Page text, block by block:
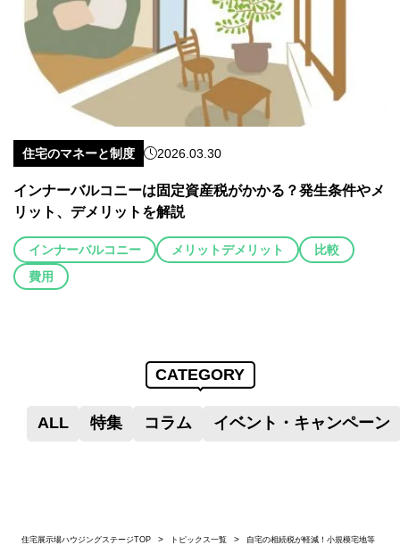
住宅のマネーと制度 2026.03.30
インナーバルコニーは固定資産税がかかる？発生条件やメ
リット、デメリットを解説
インナーバルコニー メリットデメリット
比較
費用
CATEGORY
ALL 特集 コラム イベント・キャンペーン
住宅展示場ハウジングステージTOP トピックス一覧
自宅の相続税が軽減！小規模宅地等